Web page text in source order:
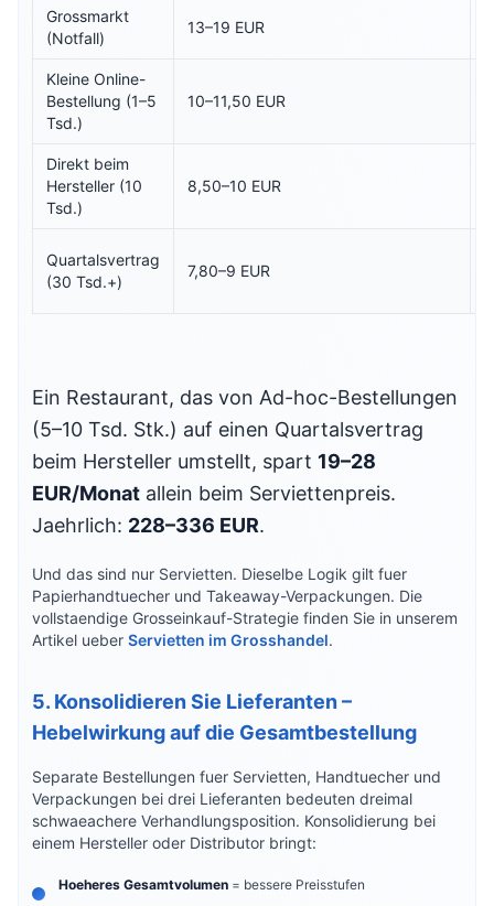
Grossmarkt
(Notfall)
13–19 EUR
Kleine Online-
Bestellung (1–5
Tsd.)
10–11,50 EUR
Direkt beim
Hersteller (10
Tsd.)
8,50–10 EUR
Quartalsvertrag
(30 Tsd.+)
7,80–9 EUR
Ein Restaurant, das von Ad-hoc-Bestellungen
(5–10 Tsd. Stk.) auf einen Quartalsvertrag
beim Hersteller umstellt, spart 19–28
EUR/Monat allein beim Serviettenpreis.
Jaehrlich: 228–336 EUR.
Und das sind nur Servietten. Dieselbe Logik gilt fuer
Papierhandtuecher und Takeaway-Verpackungen. Die
vollstaendige Grosseinkauf-Strategie finden Sie in unserem
Artikel ueber Servietten im Grosshandel.
5. Konsolidieren Sie Lieferanten –
Hebelwirkung auf die Gesamtbestellung
Separate Bestellungen fuer Servietten, Handtuecher und
Verpackungen bei drei Lieferanten bedeuten dreimal
schwaeachere Verhandlungsposition. Konsolidierung bei
einem Hersteller oder Distributor bringt:
Hoeheres Gesamtvolumen = bessere Preisstufen